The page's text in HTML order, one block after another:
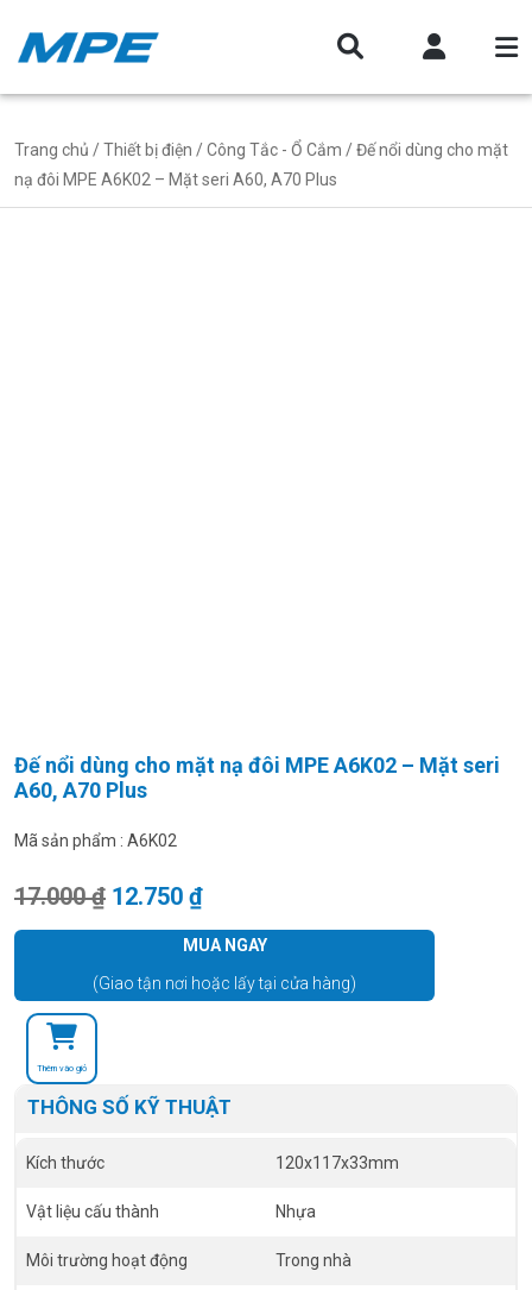
Trang chủ /Thiết bị điện /Công Tắc - Ổ Cắm / Đế nổi dùng cho mặt
nạ đôi MPE A6K02 – Mặt seri A60, A70 Plus
Đế nổi dùng cho mặt nạ đôi MPE A6K02 – Mặt seri
A60, A70 Plus
Mã sản phẩm : A6K02
17.000₫ Giá gốc là: 17.000 ₫.
12.750 ₫Giá hiện tại là: 12.750 ₫.
MUA NGAY
(Giao tận nơi hoặc lấy tại cửa hàng)
Thêm vào giỏ
THÔNG SỐ KỸ THUẬT
Kích thước 120x117x33mm
Vật liệu cấu thành Nhựa
Môi trường hoạt động Trong nhà